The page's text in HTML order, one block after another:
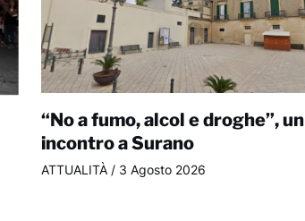
“No a fumo, alcol e droghe”, un
incontro a Surano
ATTUALITÀ / 3 Agosto 2026